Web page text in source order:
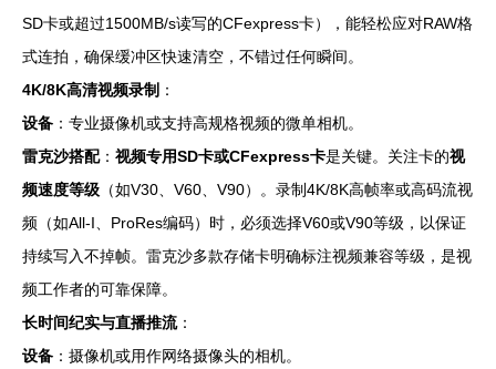
SD卡或超过1500MB/s读写的CFexpress卡），能轻松应对RAW格
式连拍，确保缓冲区快速清空，不错过任何瞬间。
4K/8K高清视频录制 ：
设备 ：专业摄像机或支持高规格视频的微单相机。
雷克沙搭配： 视频专用SD卡或CFexpress卡是关键。关注卡的视
频速度等级 （如V30、V60、V90）。录制4K/8K高帧率或高码流视
频（如All-I、ProRes编码）时，必须选择V60或V90等级，以保证
持续写入不掉帧。雷克沙多款存储卡明确标注视频兼容等级，是视
频工作者的可靠保障。
长时间纪实与直播推流：
设备 ：摄像机或用作网络摄像头的相机。